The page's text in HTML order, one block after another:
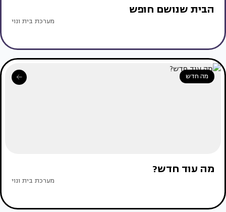
הבית שנושם חופש
מערכת בית ונוי
מה חדש
מה עוד חדש?
מערכת בית ונוי